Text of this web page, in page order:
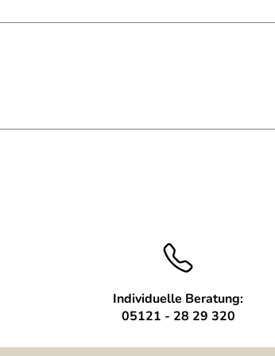
Vierkantstahl
Individuelle Beratung:
05121 - 28 29 320